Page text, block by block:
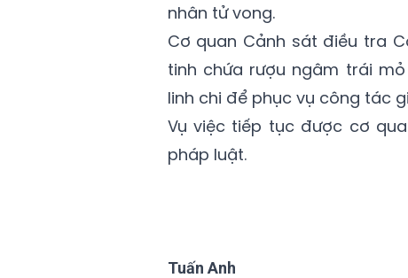
nhân tử vong.
Cơ quan Cảnh sát điều tra
tinh chứa rượu ngâm trái
linh chi để phục vụ công tác
Vụ việc tiếp tục được cơ
pháp luật.
Tuấn Anh